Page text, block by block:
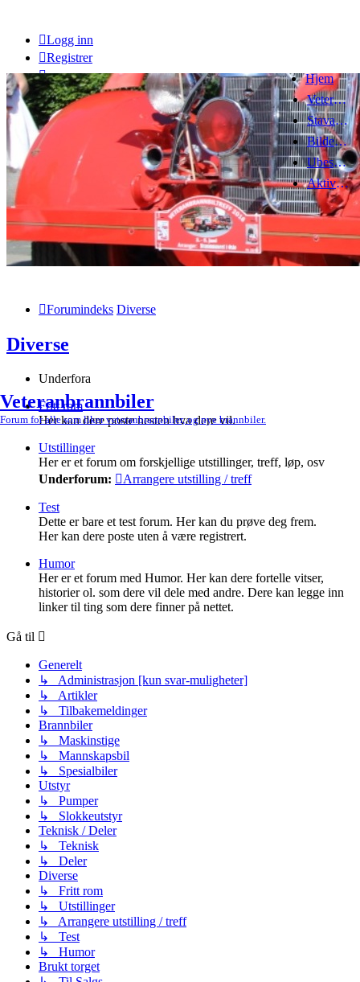
Logg inn
Registrer
Hjem
Veteranbrannbiltreff 2008
Stavanger Brannbilklubb
Bildegalleri
Ubesvarte innlegg
Aktive emner
Veteranbrannbiler
Forum for alle som liker veteranbrannbiler, og nye brannbiler.
Forumindeks Diverse
Diverse
Underfora
Fritt rom
Her kan dere poste nesten hva dere vil.
Utstillinger
Her er et forum om forskjellige utstillinger, treff, løp, osv
Underforum:
Arrangere utstilling / treff
Test
Dette er bare et test forum. Her kan du prøve deg frem.
Her kan dere poste uten å være registrert.
Humor
Her er et forum med Humor. Her kan dere fortelle vitser,
historier ol. som dere vil dele med andre. Dere kan legge inn
linker til ting som dere finner på nettet.
Gå til
Generelt
↳ Administrasjon [kun svar-muligheter]
↳ Artikler
↳ Tilbakemeldinger
Brannbiler
↳ Maskinstige
↳ Mannskapsbil
↳ Spesialbiler
Utstyr
↳ Pumper
↳ Slokkeutstyr
Teknisk / Deler
↳ Teknisk
↳ Deler
Diverse
↳ Fritt rom
↳ Utstillinger
↳ Arrangere utstilling / treff
↳ Test
↳ Humor
Brukt torget